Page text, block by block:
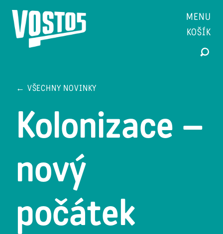
MENU
KOŠÍK
← VŠECHNY NOVINKY
Kolonizace –
nový
počátek